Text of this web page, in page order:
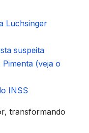
Luchsinger
suspeita
(veja o
INSS
transformando